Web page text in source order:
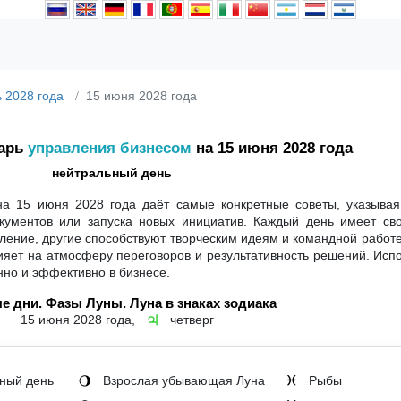
года 15 июня 2028 года
управления бизнесом на 15 июня 2028 года
нейтральный день
15 июня 2028 года даёт самые конкретные советы,
или запуска новых инициатив. Каждый день имеет
другие способствуют творческим идеям и командной
на атмосферу переговоров и результативность решений.
и эффективно в бизнесе.
дни. Фазы Луны. Луна в знаках зодиака
15 июня 2028 года, ♃ четверг
день 🌖 Взрослая убывающая Луна ♓
Рыбы